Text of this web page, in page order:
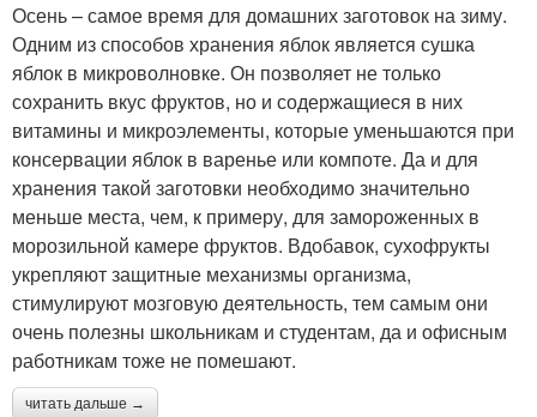
Осень – самое время для домашних заготовок на зиму.
Одним из способов хранения яблок является сушка
яблок в микроволновке. Он позволяет не только
сохранить вкус фруктов, но и содержащиеся в них
витамины и микроэлементы, которые уменьшаются при
консервации яблок в варенье или компоте. Да и для
хранения такой заготовки необходимо значительно
меньше места, чем, к примеру, для замороженных в
морозильной камере фруктов. Вдобавок, сухофрукты
укрепляют защитные механизмы организма,
стимулируют мозговую деятельность, тем самым они
очень полезны школьникам и студентам, да и офисным
работникам тоже не помешают.
читать дальше →